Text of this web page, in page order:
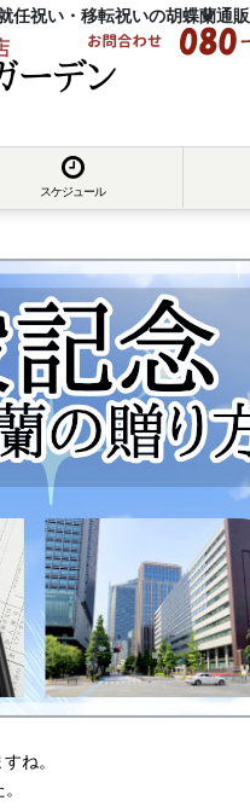
任祝い・移転祝いの胡蝶蘭通販
スケジュール
ね。